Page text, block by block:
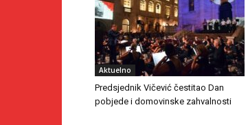
Aktuelno
Predsjednik Vičević čestitao Dan
pobjede i domovinske zahvalnosti